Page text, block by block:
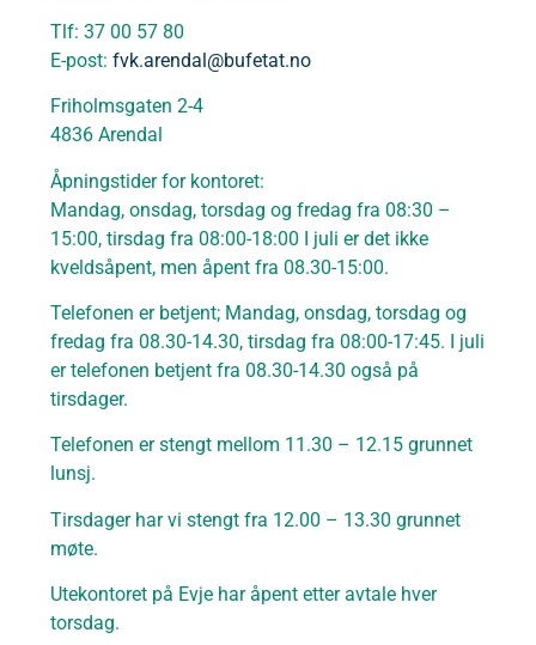
Tlf: 37 00 57 80
E-post: fvk.arendal@bufetat.no
Friholmsgaten 2-4
4836 Arendal
Åpningstider for kontoret:
Mandag, onsdag, torsdag og fredag fra 08:30 –
15:00, tirsdag fra 08:00-18:00 I juli er det ikke
kveldsåpent, men åpent fra 08.30-15:00.
Telefonen er betjent; Mandag, onsdag, torsdag og
fredag fra 08.30-14.30, tirsdag fra 08:00-17:45. I juli
er telefonen betjent fra 08.30-14.30 også på
tirsdager.
Telefonen er stengt mellom 11.30 – 12.15 grunnet
lunsj.
Tirsdager har vi stengt fra 12.00 – 13.30 grunnet
møte.
Utekontoret på Evje har åpent etter avtale hver
torsdag.